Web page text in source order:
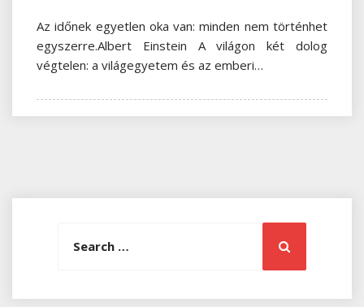
Az időnek egyetlen oka van: minden nem történhet
egyszerre.Albert Einstein A világon két dolog
végtelen: a világegyetem és az emberi…
Search